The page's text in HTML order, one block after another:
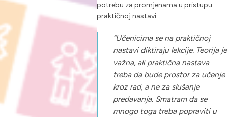
potrebu za promjenama u pristupu
praktičnoj nastavi:
“Učenicima se na praktičnoj
nastavi diktiraju lekcije. Teorija je
važna, ali praktična nastava
treba da bude prostor za učenje
kroz rad, a ne za slušanje
predavanja. Smatram da se
mnogo toga treba popraviti u